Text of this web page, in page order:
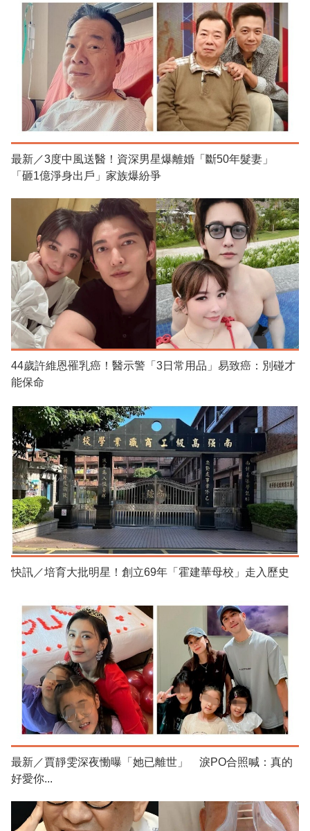
最新／3度中風送醫！資深男星爆離婚「斷50年髮妻」
「砸1億淨身出戶」家族爆紛爭
44歲許維恩罹乳癌！醫示警「3日常用品」易致癌：別碰才
能保命
快訊／培育大批明星！創立69年「霍建華母校」走入歷史
最新／賈靜雯深夜慟曝「她已離世」 淚PO合照喊：真的
好愛你...